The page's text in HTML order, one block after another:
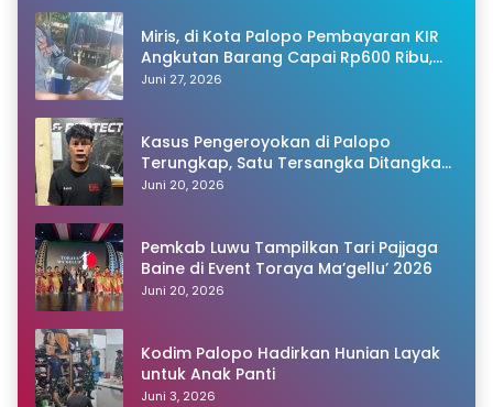
Miris, di Kota Palopo Pembayaran KIR
Angkutan Barang Capai Rp600 Ribu,
Warganet Pertanyakan Dugaan Pungli
Juni 27, 2026
Kasus Pengeroyokan di Palopo
Terungkap, Satu Tersangka Ditangkap
Polisi
Juni 20, 2026
Pemkab Luwu Tampilkan Tari Pajjaga
Baine di Event Toraya Ma’gellu’ 2026
Juni 20, 2026
Kodim Palopo Hadirkan Hunian Layak
untuk Anak Panti
Juni 3, 2026